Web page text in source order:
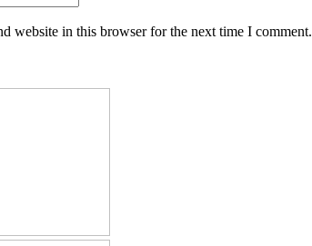
website in this browser for the next time I comment.